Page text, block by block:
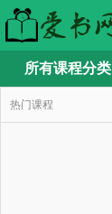
所有课程分类
热门课程